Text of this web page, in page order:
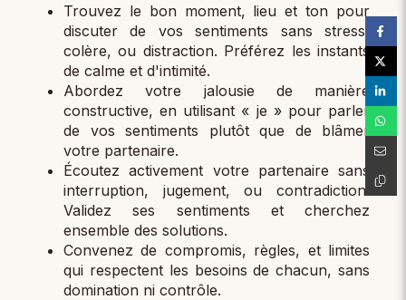
Trouvez le bon moment, lieu et ton pour
discuter de vos sentiments sans stress,
colère, ou distraction. Préférez les instants
de calme et d'intimité.
Abordez votre jalousie de manière
constructive, en utilisant « je » pour parler
de vos sentiments plutôt que de blâmer
votre partenaire.
Écoutez activement votre partenaire sans
interruption, jugement, ou contradiction.
Validez ses sentiments et cherchez
ensemble des solutions.
Convenez de compromis, règles, et limites
qui respectent les besoins de chacun, sans
domination ni contrôle.